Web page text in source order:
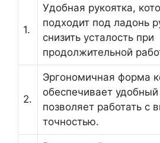
1.
Удобная рукоятка,
подходит под ладонь
снизить усталость при
продолжительной
2.
Эргономичная форма
обеспечивает удобный
позволяет работать с
точностью.